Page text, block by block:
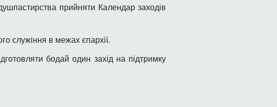
прийняти Календар заходів
служіння в межах єпархії.
бодай один захід на підтримку